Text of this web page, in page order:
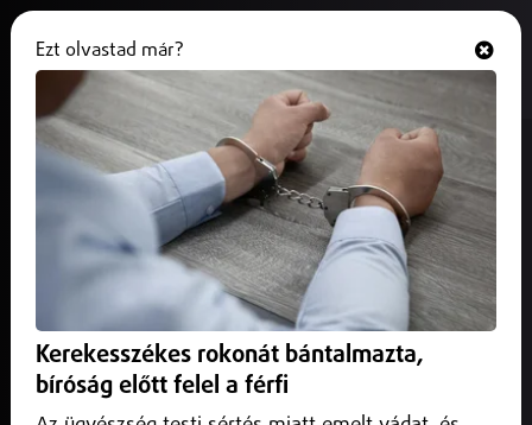
Nyilvános lesz az ipari park
monitoring rendszere
2026. június 28. Nyíregyháza
Hároméves tervezés után készült el a Déli Ipari Park
rendszere.
Ezt olvastad már?
Kerekesszékes rokonát bántalmazta,
bíróság előtt felel a férfi